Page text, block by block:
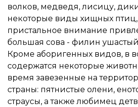
волков, медведя, лисицу,
некоторые виды хищных
пристальное внимание
большая сова - филин
Кроме аборигенных видов, в
содержатся некоторые
время завезенные на
страны: пятнистые олени,
страусы, а также любимец